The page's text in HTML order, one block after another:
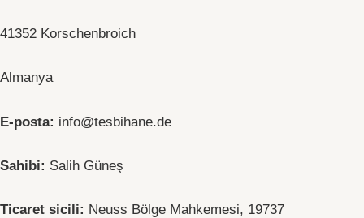
41352 Korschenbroich
Almanya
E-posta: info@tesbihane.de
Sahibi: Salih Güneş
Ticaret sicili: Neuss Bölge Mahkemesi, 19737